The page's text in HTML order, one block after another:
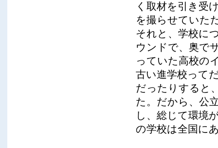
く取材を引き受
を撮らせていた
それと、学校に
ウンドで、奥で
っていた高校の
古い進学校って
だったりすると
た。だから、公
し、総じて環境
の学校は全国に